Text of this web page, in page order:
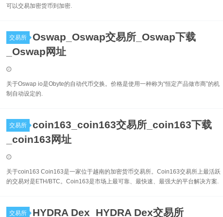
可以交易加密货币到加密.
交易所
Oswap_Oswap交易所_Oswap下载
_Oswap网址
关于Oswap io是Obyte的自动代币交换。价格是使用一种称为“恒定产品做市商”的机
制自动设定的.
交易所
coin163_coin163交易所_coin163下载
_coin163网址
关于coin163 Coin163是一家位于越南的加密货币交易所。Coin163交易所上最活跃
的交易对是ETH/BTC。Coin163是市场上最可靠、最快速、最强大的平台解决方案.
交易所 HYDRA Dex_HYDRA Dex交易所